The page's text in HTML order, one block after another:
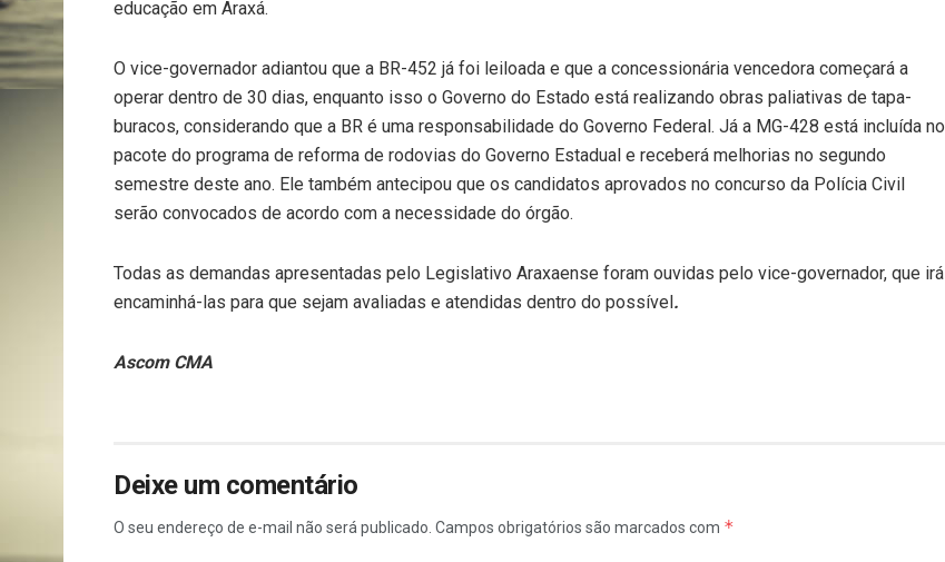
educação em Araxá.
O vice-governador adiantou que a BR-452 já foi leiloada e que a concessionária vencedora começará a
operar dentro de 30 dias, enquanto isso o Governo do Estado está realizando obras paliativas de tapa-
buracos, considerando que a BR é uma responsabilidade do Governo Federal. Já a MG-428 está incluída no
pacote do programa de reforma de rodovias do Governo Estadual e receberá melhorias no segundo
semestre deste ano. Ele também antecipou que os candidatos aprovados no concurso da Polícia Civil
serão convocados de acordo com a necessidade do órgão.
Todas as demandas apresentadas pelo Legislativo Araxaense foram ouvidas pelo vice-governador, que irá
encaminhá-las para que sejam avaliadas e atendidas dentro do possível .
Ascom CMA
Deixe um comentário
O seu endereço de e-mail não será publicado. Campos obrigatórios são marcados com *